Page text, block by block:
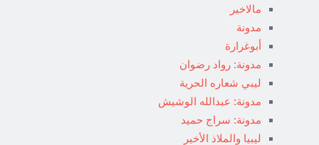
مالاخير
مدونة
أبوغرارة
مدونة: رواد رضوان
ليبي شعاره الحرية
مدونة: عبدالله الوشيش
مدونة: سراج حميد
ليبيا والملاذ الأخير